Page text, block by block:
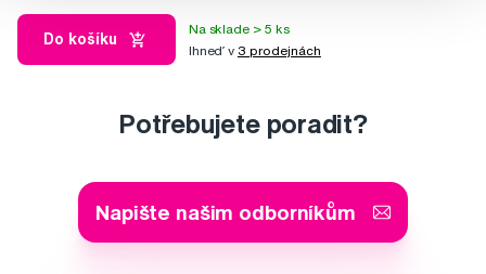
Do košíku
Na sklade > 5 ks
Ihneď v 3 prodejnách
Potřebujete poradit?
Napište našim odborníkům